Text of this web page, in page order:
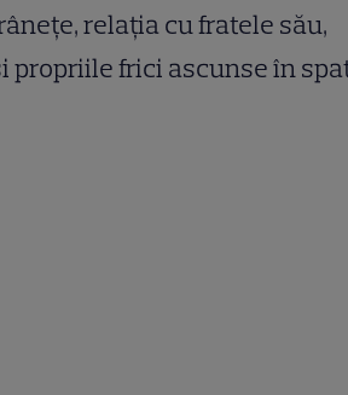
relația cu fratele său,
propriile frici ascunse în